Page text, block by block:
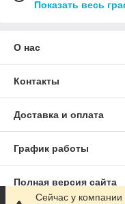
Показать весь
О нас
Контакты
Доставка и оплата
График работы
Полная версия сайта
Сейчас у